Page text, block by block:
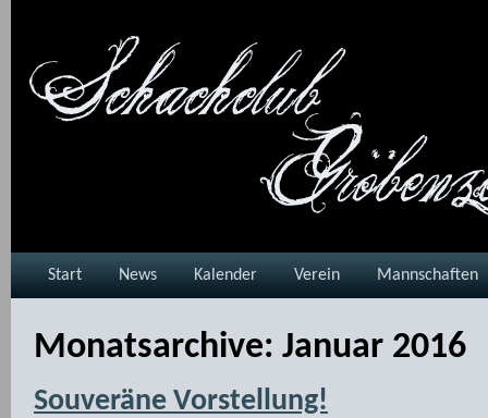
Start News Kalender Verein Mannschaften
Monatsarchive: Januar 2016
Souveräne Vorstellung!